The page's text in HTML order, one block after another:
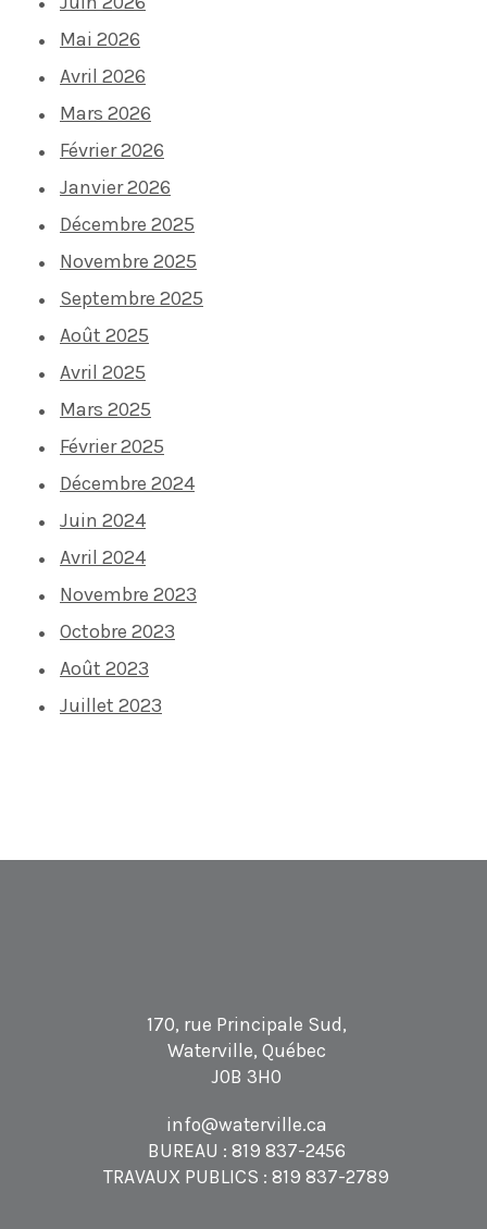
Mai 2026
Avril 2026
Mars 2026
Février 2026
Janvier 2026
Décembre 2025
Novembre 2025
Septembre 2025
Août 2025
Avril 2025
Mars 2025
Février 2025
Décembre 2024
Juin 2024
Avril 2024
Novembre 2023
Octobre 2023
Août 2023
Juillet 2023
170, rue Principale Sud,
Waterville, Québec
J0B 3H0
info@waterville.ca
BUREAU : 819 837-2456
TRAVAUX PUBLICS : 819 837-2789